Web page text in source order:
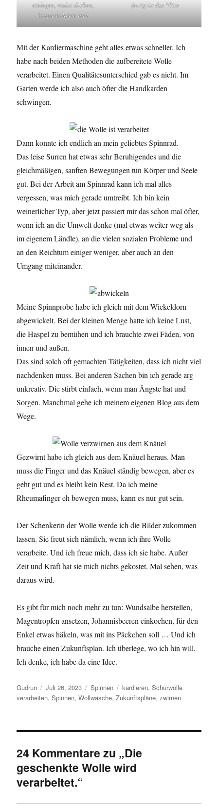
einlegen, walze drehen,
herausnehmen und
fertig ist das Vlies
Mit der Kardiermaschine geht alles etwas schneller. Ich
habe nach beiden Methoden die aufbereitete Wolle
verarbeitet. Einen Qualitätesunterschied gab es nicht. Im
Garten werde ich also auch öfter die Handkarden
schwingen.
Dann konnte ich endlich an mein geliebtes Spinnrad.
Das leise Surren hat etwas sehr Beruhigendes und die
gleichmäßigen, sanften Bewegungen tun Körper und Seele
gut. Bei der Arbeit am Spinnrad kann ich mal alles
vergessen, was mich gerade umtreibt. Ich bin kein
weinerlicher Typ, aber jetzt passiert mir das schon mal öfter,
wenn ich an die Umwelt denke (mal etwas weiter weg als
im eigenem Ländle), an die vielen sozialen Probleme und
an den Reichtum einiger weniger, aber auch an den
Umgang miteinander.
Meine Spinnprobe habe ich gleich mit dem Wickeldorn
abgewickelt. Bei der kleinen Menge hatte ich keine Lust,
die Haspel zu bemühen und ich brauchte zwei Fäden, von
innen und außen.
Das sind solch oft gemachten Tätigkeiten, dass ich nicht viel
nachdenken muss. Bei anderen Sachen bin ich gerade arg
unkreativ. Die stirbt einfach, wenn man Ängste hat und
Sorgen. Manchmal gehe ich meinem eigenen Blog aus dem
Wege.
Gezwirnt habe ich gleich aus dem Knäuel heraus. Man
muss die Finger und das Knäuel ständig bewegen, aber es
geht gut und es bleibt kein Rest. Da ich meine
Rheumafinger eh bewegen muss, kann es nur gut sein.
Der Schenkerin der Wolle werde ich die Bilder zukommen
lassen. Sie freut sich nämlich, wenn ich ihre Wolle
verarbeite. Und ich freue mich, dass ich sie habe. Außer
Zeit und Kraft hat sie mich nichts gekostet. Mal sehen, was
daraus wird.
Es gibt für mich noch mehr zu tun: Wundsalbe herstellen,
Magentropfen ansetzen, Johannisbeeren einkochen, für den
Enkel etwas häkeln, was mit ins Päckchen soll … Und ich
brauche einen Zukunftsplan. Ich überlege, wo ich hin will.
Ich denke, ich habe da eine Idee.
Autor
Gudrun
Veröffentlicht
am
Juli 26, 2023 Kategorien
Spinnen Schlagwörter
kardieren,Schurwolle
verarbeiten,Spinnen,Wollwäsche,Zukunftspläne,zwirnen
24 Kommentare zu „Die
geschenkte Wolle wird
verarbeitet.“